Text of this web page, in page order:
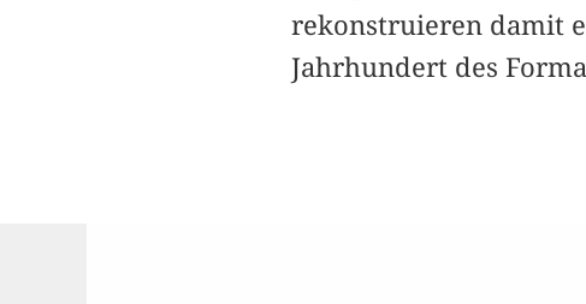
rekonstruieren damit
Jahrhundert des